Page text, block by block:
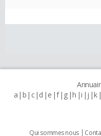
a b c d e f g h i j k
Qui sommes nous